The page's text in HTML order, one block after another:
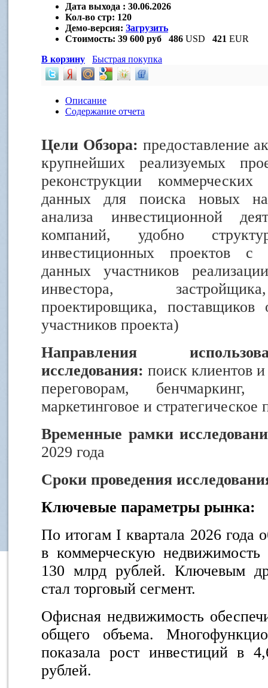
Дата выхода : 30.06.2026
Кол-во стр: 120
Демо-версия: Загрузить
Стоимость: 39 600 руб 486 USD 421 EUR
В корзину
Быстрая покупка
Описание
Содержание отчета
Цели Обзора: предоставление
крупнейших реализуемых
реконструкции
данных для поиска новых
анализа инвестиционной
компаний, удобно
инвестиционных проектов с
данных участников
инвестора,
проектировщика, поставщиков
участников проекта)
Направления
исследования: поиск клиентов
переговорам, бенчмаркинг,
маркетинговое и стратегическое
Временные рамки
2029 года
Сроки проведения
Ключевые параметры рынка:
По итогам I квартала 2026 года
в коммерческую недвижимость
130 млрд рублей. Ключевым
стал торговый сегмент.
Офисная недвижимость
общего объема.
показала рост инвестиций
рублей.